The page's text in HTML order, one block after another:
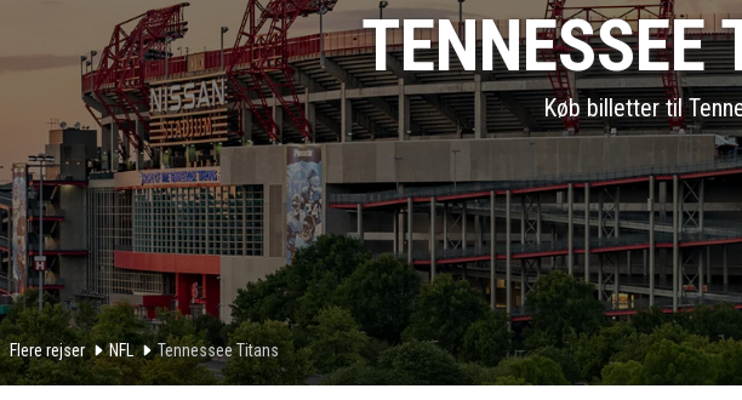
TENNESSEE
Køb billetter til
Flere rejser NFL Tennessee Titans